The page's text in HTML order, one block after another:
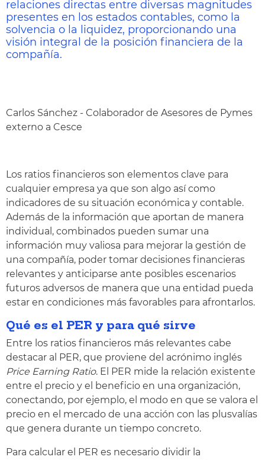
relaciones directas entre diversas magnitudes
presentes en los estados contables, como la
solvencia o la liquidez, proporcionando una
visión integral de la posición financiera de la
compañía.
Carlos Sánchez - Colaborador de Asesores de Pymes
externo a Cesce
Los ratios financieros son elementos clave para
cualquier empresa ya que son algo así como
indicadores de su situación económica y contable.
Además de la información que aportan de manera
individual, combinados pueden sumar una
información muy valiosa para mejorar la gestión de
una compañía, poder tomar decisiones financieras
relevantes y anticiparse ante posibles escenarios
futuros adversos de manera que una entidad pueda
estar en condiciones más favorables para afrontarlos.
Qué es el PER y para qué sirve
Entre los ratios financieros más relevantes cabe
destacar al PER, que proviene del acrónimo inglés
Price Earning Ratio. El PER mide la relación existente
entre el precio y el beneficio en una organización,
conectando, por ejemplo, el modo en que se valora el
precio en el mercado de una acción con las plusvalías
que genera durante un tiempo concreto.
Para calcular el PER es necesario dividir la